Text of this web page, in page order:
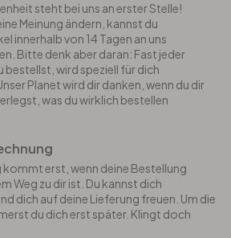
steht bei uns an erster Stelle!
Meinung ändern, kannst du
innerhalb von 14 Tagen an uns
Bitte denk aber daran: Fast jeder
bestellst, wird speziell für dich
Planet wird dir danken, wenn du dir
was du wirklich bestellen
kommt erst, wenn deine Bestellung
Weg zu dir ist. Du kannst dich
dich auf deine Lieferung freuen. Um die
du dich erst später. Klingt doch